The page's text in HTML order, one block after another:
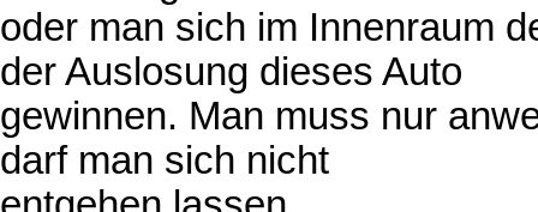
oder man sich im Innenraum
der Auslosung dieses Auto
gewinnen. Man muss nur
darf man sich nicht